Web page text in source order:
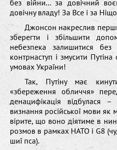
без війни... за довічний
довічну владу! За Все і за
Джонсон накреслив
зберегти і збільшити
небезпека залишитися без
контрнаступ і змусити
умовах України!
Так, Путіну має
«збереження обличчя»
денацифікація відбулася
визнання російської мови
вірите, що воно діятиме в
розмов в рамках НАТО і G8
шиї пса).